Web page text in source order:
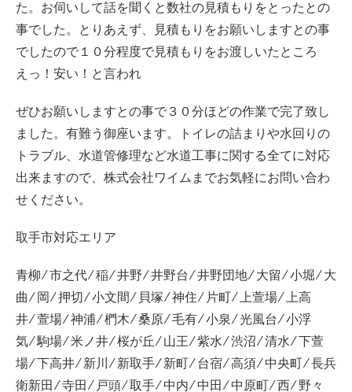
た。お伺いして話を聞くと数社の見積もりをとったとの
事でした。とりあえず、見積もりをお願いしますとの事
でしたので１０分程度で見積もりをお渡しいたところ
えっ！安い！と言われ
ぜひお願いしますとの事で３０分ほどの作業で完了致し
ました。有難う御座います。トイレの詰まりや水回りの
トラブル、水道管修理など水道工事に関する全てに対応
出来ますので、株式会社ワイムまでお気軽にお問い合わ
せください。
取手市対応エリア
青柳 ⁄ 市之代 ⁄ 稲 ⁄ 井野 ⁄ 井野台 ⁄ 井野団地 ⁄ 大留 ⁄ 小堀 ⁄ 大
曲 ⁄ 岡 ⁄ 押切 ⁄ 小文間 ⁄ 貝塚 ⁄ 神住 ⁄ 片町 ⁄ 上萱場 ⁄ 上高
井 ⁄ 萱場 ⁄ 神浦 ⁄ 椚木 ⁄ 桑原 ⁄ 毛有 ⁄ 小泉 ⁄ 光風台 ⁄ 小浮
気 ⁄ 駒場 ⁄ 米ノ井 ⁄ 桜が丘 ⁄ 山王 ⁄ 紫水 ⁄ 渋沼 ⁄ 清水 ⁄ 下萱
場 ⁄ 下高井 ⁄ 新川 ⁄ 新取手 ⁄ 新町 ⁄ 台宿 ⁄ 高須 ⁄ 中央町 ⁄ 長兵
衛新田 ⁄ 寺田 ⁄ 戸頭 ⁄ 取手 ⁄ 中内 ⁄ 中田 ⁄ 中原町 ⁄ 西 ⁄ 野々